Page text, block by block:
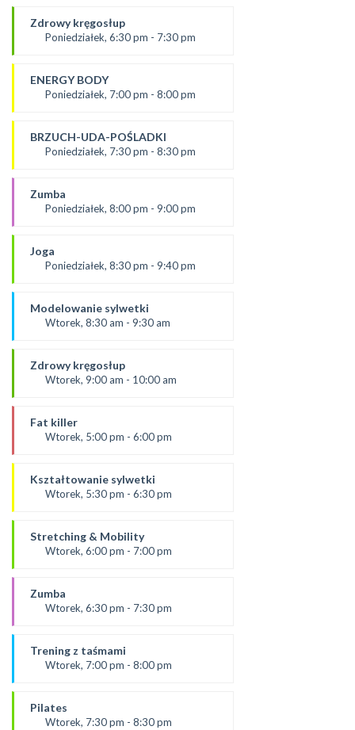
Żaneta
*Zajęcia dla dorosłych i dzieci
Zdrowy kręgosłup
Poniedziałek, 6:30 pm - 7:30 pm
Ania
*Zajęcia dla dorosłych i dzieci
ENERGY BODY
Poniedziałek, 7:00 pm - 8:00 pm
Karolina
SALA 2
BRZUCH-UDA-POŚLADKI
Poniedziałek, 7:30 pm - 8:30 pm
Kasia W.
SALA 1
Zumba
Poniedziałek, 8:00 pm - 9:00 pm
Ola P.
*Zajęcia dla dorosłych i dzieci
Joga
Poniedziałek, 8:30 pm - 9:40 pm
Dominika
SALA 1
Modelowanie sylwetki
Wtorek, 8:30 am - 9:30 am
prowadząca:
Dominika F
Zdrowy kręgosłup
Wtorek, 9:00 am - 10:00 am
Ania
*Zajęcia dla dorosłych i dzieci
Fat killer
Wtorek, 5:00 pm - 6:00 pm
Aneta J
SALA 2
Kształtowanie sylwetki
Wtorek, 5:30 pm - 6:30 pm
Ola B
*Zajęcia dla dorosłych i dzieci
Stretching & Mobility
Wtorek, 6:00 pm - 7:00 pm
Aneta J
*Zajęcia dla dorosłych i dzieci
Zumba
Wtorek, 6:30 pm - 7:30 pm
Kasia K.
*Zajęcia dla dorosłych i dzieci
Trening z taśmami
Wtorek, 7:00 pm - 8:00 pm
prowadząca:
Karolina
Pilates
Wtorek, 7:30 pm - 8:30 pm